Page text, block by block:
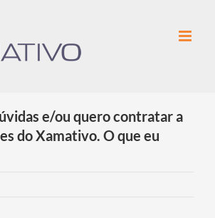
e/ou quero contratar a
do Xamativo. O que eu